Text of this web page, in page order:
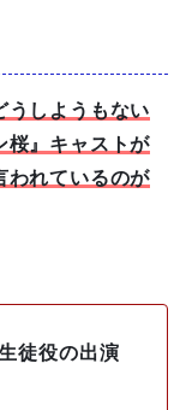
うしようもない
桜』キャストが
われているのが
徒役の出演